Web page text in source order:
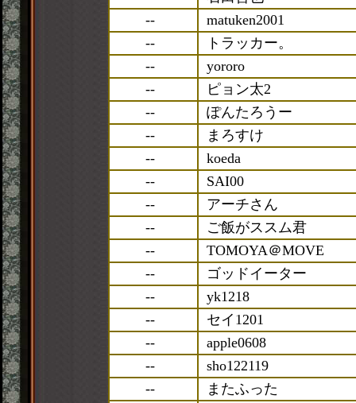
--
matuken2001
--
トラッカー。
--
yororo
--
ピョン太2
--
ぽんたろうー
--
まろすけ
--
koeda
--
SAI00
--
アーチさん
--
ご飯がススム君
--
TOMOYA＠MOVE
--
ゴッドイーター
--
yk1218
--
セイ1201
--
apple0608
--
sho122119
--
またふった